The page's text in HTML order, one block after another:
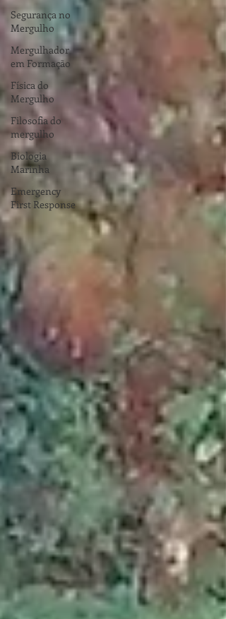
Segurança no
Mergulho
Mergulhador
em Formação
Física do
Mergulho
Filosofia do
mergulho
Biologia
Marinha
Emergency
First Response